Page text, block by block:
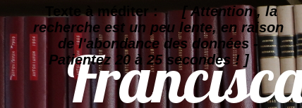
Texte à méditer :
[ Attention , la
recherche est un peu lente, en raison
de l'abondance des données -
Patientez 20 à 25 secondes ! ]